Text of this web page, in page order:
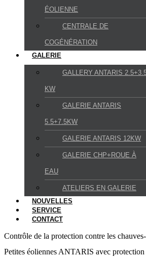
ÉOLIENNE
CENTRALE DE
COGÉNÉRATION
GALERIE
GALLERY ANTARIS
KW
GALERIE ANTARIS
5.5+7.5KW
GALERIE ANTARIS 12KW
GALERIE CHP+ROUE À
EAU
ATELIERS EN GALERIE
NOUVELLES
SERVICE
CONTACT
Contrôle de la protection contre les
Petites éoliennes ANTARIS avec